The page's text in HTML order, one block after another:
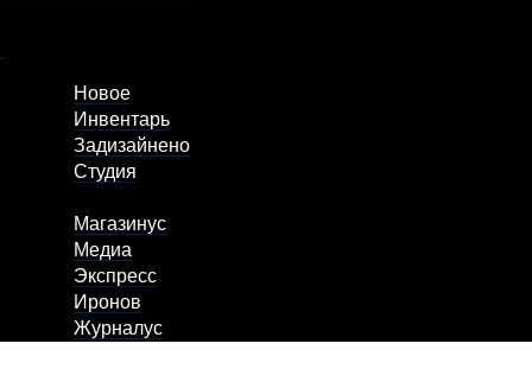
Новое
Инвентарь
Задизайнено
Студия
Магазинус
Медиа
Экспресс
Иронов
Журналус